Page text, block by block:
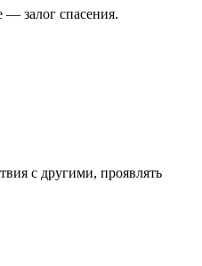
— залог спасения.
с другими, проявлять